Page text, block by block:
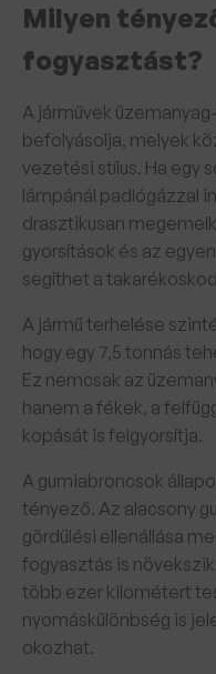
Milyen
fogyasztást?
A járművek
befolyásolja, melyek
vezetési stílus. Ha egy
lámpánál padlógázzal
drasztikusan
gyorsítások és az
segíthet a
A jármű terhelése
hogy egy 7,5 tonnás
Ez nemcsak az
hanem a fékek, a
kopását is felgyorsítja.
A gumiabroncsok
tényező. Az alacsony
gördülési ellenállása
fogyasztás is
több ezer kilométert
nyomáskülönbség is
okozhat.